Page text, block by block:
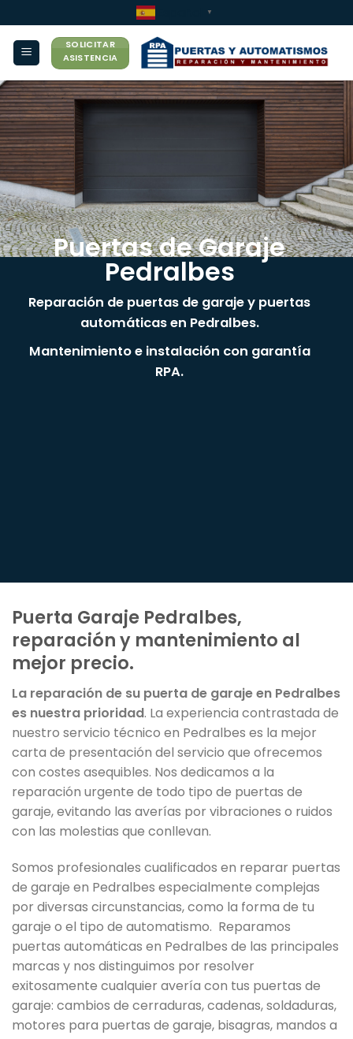
al
contenido
▼
SOLICITAR
ASISTENCIA
Puertas de Garaje
Pedralbes
Reparación de puertas de garaje y puertas
automáticas en Pedralbes.
Mantenimiento e instalación con garantía
RPA.
Puerta Garaje Pedralbes,
reparación y mantenimiento al
mejor precio.
La reparación de su puerta de garaje en Pedralbes
es nuestra prioridad. La experiencia contrastada de
nuestro servicio técnico en Pedralbes es la mejor
carta de presentación del servicio que ofrecemos
con costes asequibles. Nos dedicamos a la
reparación urgente de todo tipo de puertas de
garaje, evitando las averías por vibraciones o ruidos
con las molestias que conllevan.
Somos profesionales cualificados en reparar puertas
de garaje en Pedralbes especialmente complejas
por diversas circunstancias, como la forma de tu
garaje o el tipo de automatismo. Reparamos
puertas automáticas en Pedralbes de las principales
marcas y nos distinguimos por resolver
exitosamente cualquier avería con tus puertas de
garaje: cambios de cerraduras, cadenas, soldaduras,
motores para puertas de garaje, bisagras, mandos a